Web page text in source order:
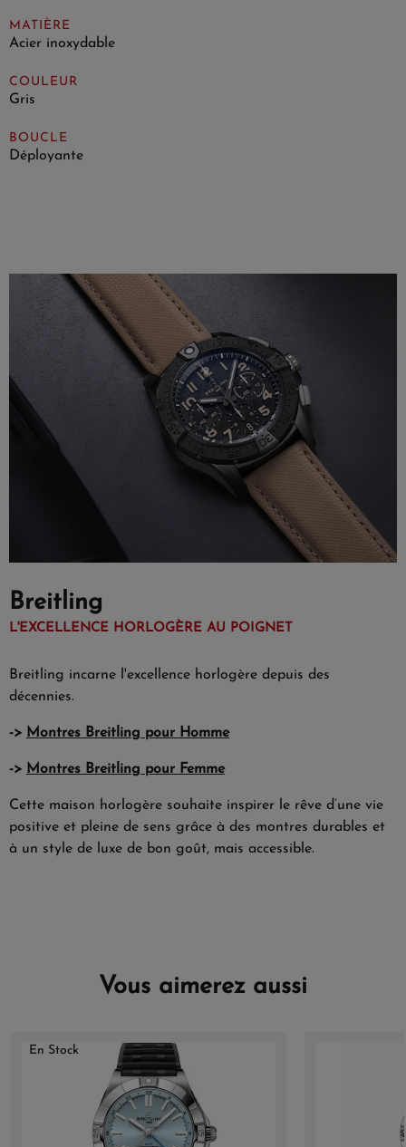
MATIÈRE
Acier inoxydable
COULEUR
Gris
BOUCLE
Déployante
Breitling
L'EXCELLENCE HORLOGÈRE AU POIGNET
Breitling incarne l'excellence horlogère depuis des
décennies.
-> Montres Breitling pour Homme
-> Montres Breitling pour Femme
Cette maison horlogère souhaite inspirer le rêve d’une vie
positive et pleine de sens grâce à des montres durables et
à un style de luxe de bon goût, mais accessible.
Vous aimerez aussi
En Stock